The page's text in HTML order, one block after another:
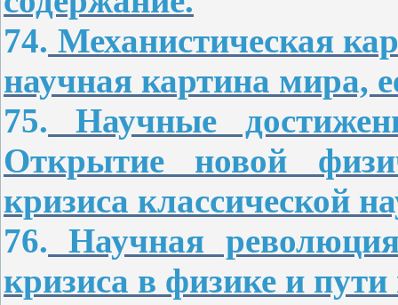
74. Механистическая
научная картина мира,
75. Научные
Открытие новой
кризиса классической
76. Научная
кризиса в физике и пути